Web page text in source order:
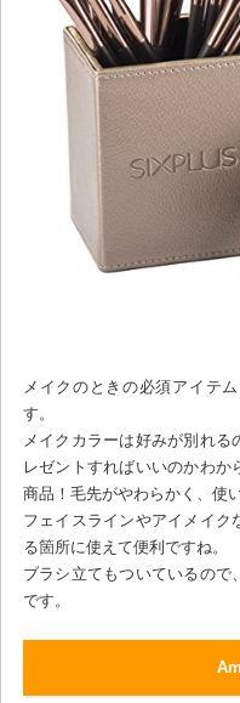
メイクのときの必須アイテ
す。
メイクカラーは好みが別れ
レゼントすればいいのかわ
商品！毛先がやわらかく、使
フェイスラインやアイメイク
る箇所に使えて便利ですね。
ブラシ立てもついているので
です。